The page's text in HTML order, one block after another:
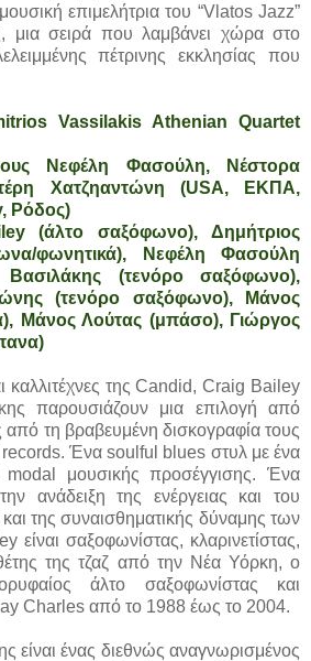
επιμελήτρια του “Vlatos Jazz”
μια σειρά που λαμβάνει χώρα στο
πέτρινης εκκλησίας που
Vassilakis Athenian Quartet
Νεφέλη Φασούλη, Νέστορα
Χατζηαντώνη (USA, ΕΚΠΑ,
Ρόδος)
(άλτο σαξόφωνο), Δημήτριος
φωνητικά), Νεφέλη Φασούλη
(τενόρο σαξόφωνο),
(τενόρο σαξόφωνο), Μάνος
Μάνος Λούτας (μπάσο), Γιώργος
καλλιτέχνες της Candid, Craig Bailey
παρουσιάζουν μια επιλογή από
από τη βραβευμένη δισκογραφία τους
records. Ένα soulful blues στυλ με ένα
modal μουσικής προσέγγισης. Ένα
ανάδειξη της ενέργειας και του
της συναισθηματικής δύναμης των
σαξοφωνίστας, κλαρινετίστας,
της τζαζ από την Νέα Υόρκη, ο
άλτο σαξοφωνίστας και
Charles από το 1988 έως το 2004.
είναι ένας διεθνώς αναγνωρισμένος